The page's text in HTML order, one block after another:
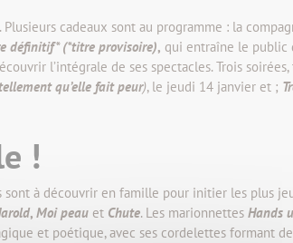
cadeaux sont au programme : la
définitif* (*titre provisoire), qui entraîne le public
l’intégrale de ses spectacles. Trois
qu’elle fait peur), le jeudi 14 janvier et ;
!
sont à découvrir en famille pour initier les plus
, Moi peau et Chute. Les marionnettes Hands
et poétique, avec ses cordelettes formant